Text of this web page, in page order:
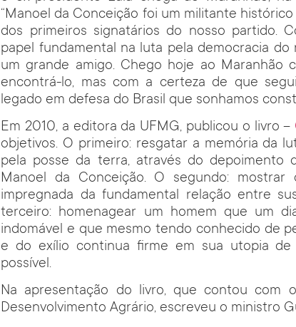
“Manoel da Conceição foi um militante
dos primeiros signatários do nosso partido.
papel fundamental na luta pela democracia do
um grande amigo. Chego hoje ao Maranhão
encontrá-lo, mas com a certeza de que
legado em defesa do Brasil que sonhamos
Em 2010, a editora da UFMG, publicou o livro –
objetivos. O primeiro: resgatar a memória da
pela posse da terra, através do depoimento
Manoel da Conceição. O segundo:
impregnada da fundamental relação entre
terceiro: homenagear um homem que um
indomável e que mesmo tendo conhecido de
e do exílio continua firme em sua utopia
possível.
Na apresentação do livro, que contou com
Desenvolvimento Agrário, escreveu o ministro